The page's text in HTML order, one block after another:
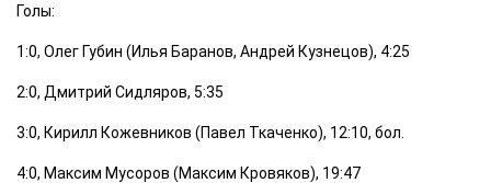
Голы:
1:0, Олег Губин (Илья Баранов, Андрей Кузнецов), 4:25
2:0, Дмитрий Сидляров, 5:35
3:0, Кирилл Кожевников (Павел Ткаченко), 12:10, бол.
4:0, Максим Мусоров (Максим Кровяков), 19:47